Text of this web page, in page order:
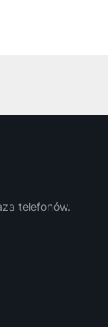
telefonów.